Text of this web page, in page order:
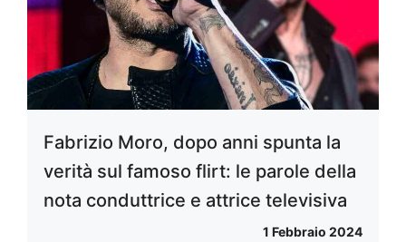
Fabrizio Moro, dopo anni spunta la
verità sul famoso flirt: le parole della
nota conduttrice e attrice televisiva
1 Febbraio 2024